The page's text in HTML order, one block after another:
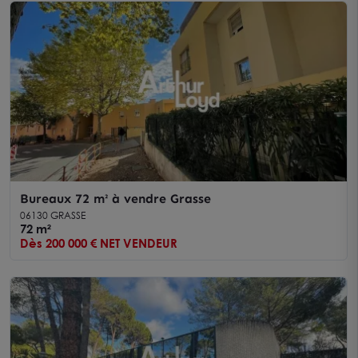
Bureaux 72 m² à vendre Grasse
06130 GRASSE
72 m²
Dès 200 000 € NET VENDEUR